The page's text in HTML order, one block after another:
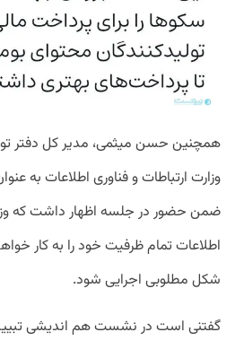
همچنین حسن میثمی، مدیر کل دفتر
وزارت ارتباطات و فناوری اطلاعات به
ضمن حضور در جلسه اظهار داشت که
اطلاعات تمام ظرفیت خود را به کار
شکل مطلوبی اجرایی شود.
گفتنی است در نشست هم اندیشی